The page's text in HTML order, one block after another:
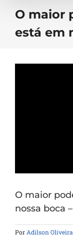
O maior
está em
O maior
nossa boca
Por Adilson Oliveira